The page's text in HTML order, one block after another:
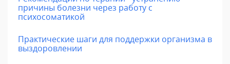
причины болезни через работу с
психосоматикой
Практические шаги для поддержки организма в
выздоровлении